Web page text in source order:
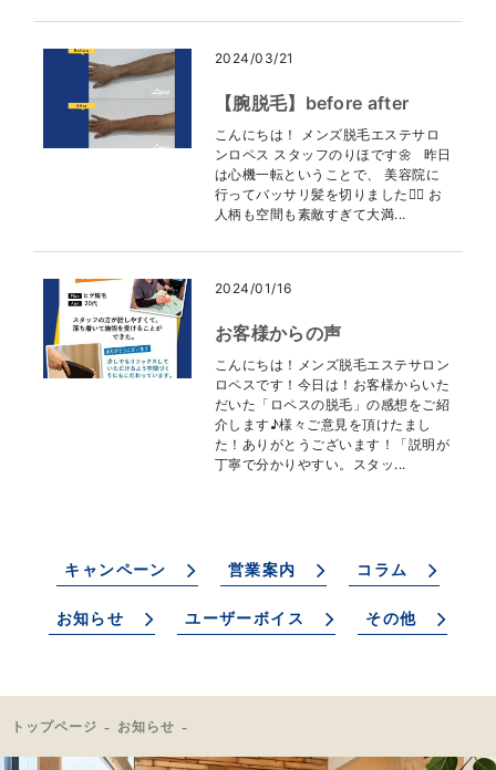
2024/03/21
【腕脱毛】before after
こんにちは！ メンズ脱毛エステサロ
ンロペス スタッフのりほです🌼 昨日
は心機一転ということで、 美容院に
行ってバッサリ髪を切りました💇‍♀️ お
人柄も空間も素敵すぎて大満...
2024/01/16
お客様からの声
こんにちは！メンズ脱毛エステサロン
ロペスです！今日は！お客様からいた
だいた「ロペスの脱毛」の感想をご紹
介します♪様々ご意見を頂けたまし
た！ありがとうございます！「説明が
丁寧で分かりやすい。スタッ...
キャンペーン 営業案内 コラム
お知らせ ユーザーボイス その他
トップページ お知らせ